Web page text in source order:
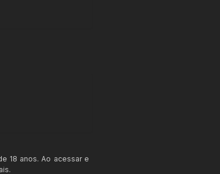
18 anos. Ao acessar e